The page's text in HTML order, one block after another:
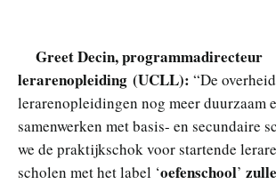
Greet Decin, programmadirecteur
lerarenopleiding (UCLL): “De
lerarenopleidingen nog meer duurzaam
samenwerken met basis- en secundaire
we de praktijkschok voor startende
scholen met het label ‘oefenschool’